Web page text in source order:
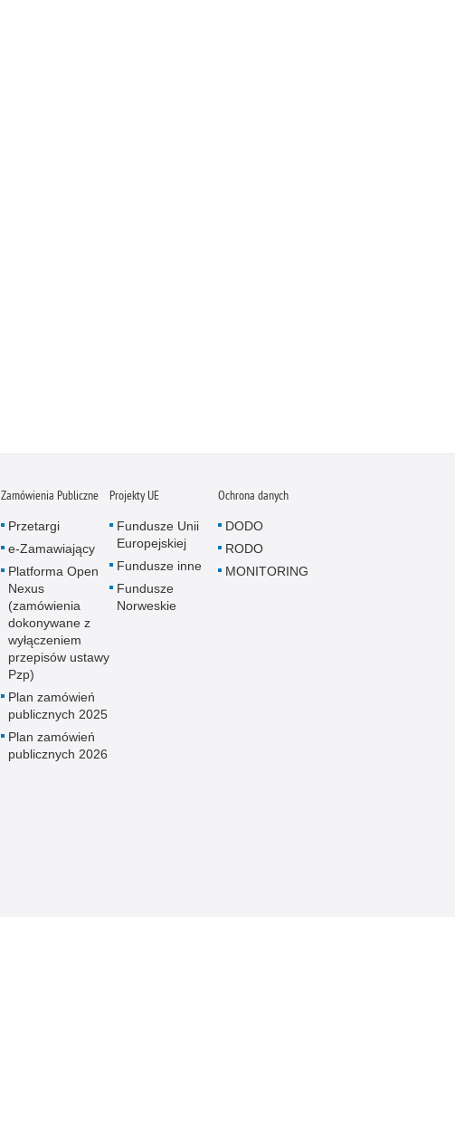
Zamówienia Publiczne
Przetargi
e-Zamawiający
Platforma Open
Nexus
(zamówienia
dokonywane z
wyłączeniem
przepisów ustawy
Pzp)
Plan zamówień
publicznych 2025
Plan zamówień
publicznych 2026
Projekty UE
Fundusze Unii
Europejskiej
Fundusze inne
Fundusze
Norweskie
Ochrona danych
DODO
RODO
MONITORING